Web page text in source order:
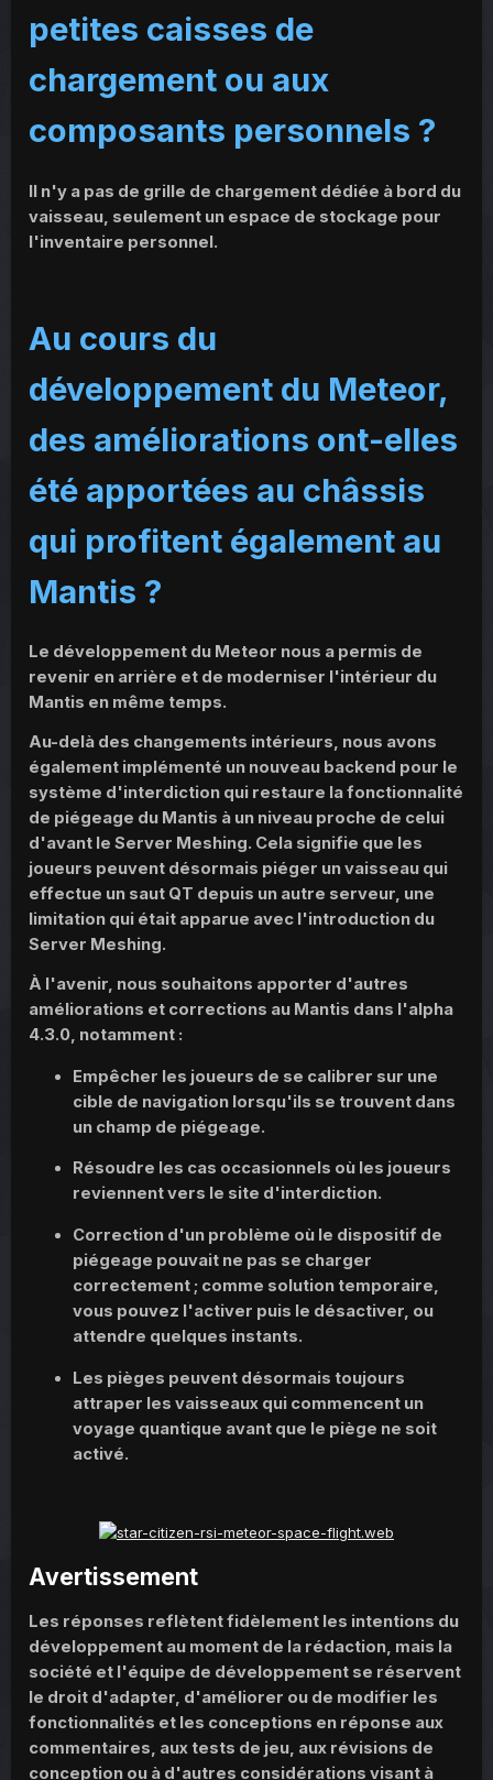
petites caisses de
chargement ou aux
composants personnels ?
Il n'y a pas de grille de chargement dédiée à bord du
vaisseau, seulement un espace de stockage pour
l'inventaire personnel.
Au cours du
développement du Meteor,
des améliorations ont-elles
été apportées au châssis
qui profitent également au
Mantis ?
Le développement du Meteor nous a permis de
revenir en arrière et de moderniser l'intérieur du
Mantis en même temps.
Au-delà des changements intérieurs, nous avons
également implémenté un nouveau backend pour le
système d'interdiction qui restaure la fonctionnalité
de piégeage du Mantis à un niveau proche de celui
d'avant le Server Meshing. Cela signifie que les
joueurs peuvent désormais piéger un vaisseau qui
effectue un saut QT depuis un autre serveur, une
limitation qui était apparue avec l'introduction du
Server Meshing.
À l'avenir, nous souhaitons apporter d'autres
améliorations et corrections au Mantis dans l'alpha
4.3.0, notamment :
Empêcher les joueurs de se calibrer sur une
cible de navigation lorsqu'ils se trouvent dans
un champ de piégeage.
Résoudre les cas occasionnels où les joueurs
reviennent vers le site d'interdiction.
Correction d'un problème où le dispositif de
piégeage pouvait ne pas se charger
correctement ; comme solution temporaire,
vous pouvez l'activer puis le désactiver, ou
attendre quelques instants.
Les pièges peuvent désormais toujours
attraper les vaisseaux qui commencent un
voyage quantique avant que le piège ne soit
activé.
Avertissement
Les réponses reflètent fidèlement les intentions du
développement au moment de la rédaction, mais la
société et l'équipe de développement se réservent
le droit d'adapter, d'améliorer ou de modifier les
fonctionnalités et les conceptions en réponse aux
commentaires, aux tests de jeu, aux révisions de
conception ou à d'autres considérations visant à